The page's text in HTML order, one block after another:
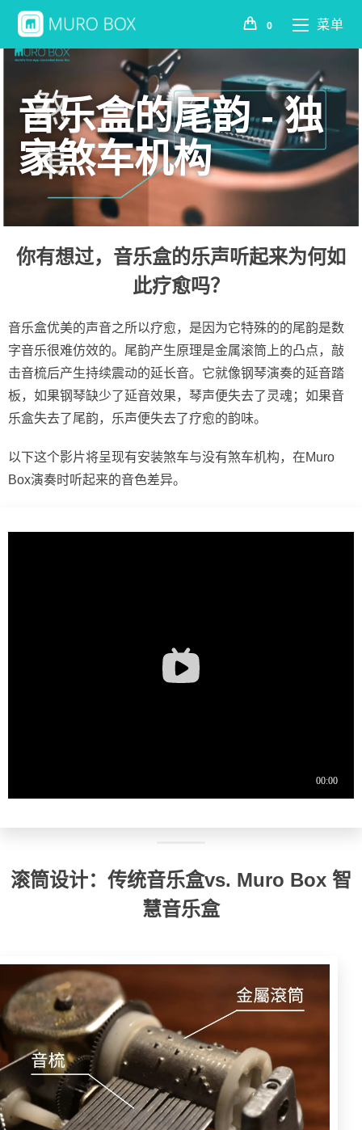
0 菜单
音乐盒的尾韵 - 独
家煞车机构
你有想过，音乐盒的乐声听起来为何如
此疗愈吗？
音乐盒优美的声音之所以疗愈，是因为它特殊的的尾韵是数
字音乐很难仿效的。尾韵产生原理是金属滚筒上的凸点，敲
击音梳后产生持续震动的延长音。它就像钢琴演奏的延音踏
板，如果钢琴缺少了延音效果，琴声便失去了灵魂；如果音
乐盒失去了尾韵，乐声便失去了疗愈的韵味。
以下这个影片将呈现有安装煞车与没有煞车机构，在Muro
Box演奏时听起来的音色差异。
滚筒设计：传统音乐盒vs. Muro Box 智
慧音乐盒